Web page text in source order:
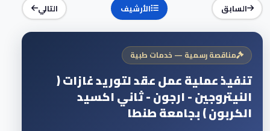
السابق الأرشيف التالي
مناقصة رسمية — خدمات طبية
تنفيذ عملية عمل عقد لتوريد غازات (
النيتروجين - ارجون - ثاني اكسيد
الكربون ) بجامعة طنطا